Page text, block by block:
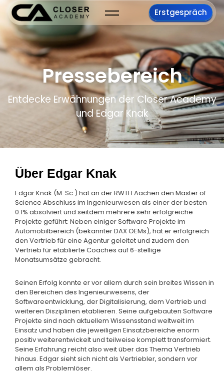
Erstgespräch
Pressebereich
Entdecke Erwähnungen der Closer Academy
und Edgar Knak
Über Edgar Knak
Edgar Knak (M. Sc.) hat an der RWTH Aachen den Master of
Science Abschluss im Ingenieurwesen als einer der besten
0.1% absolviert und seitdem mehrere sehr erfolgreiche
Projekte geführt: Neben einiger Software Projekte im
Automobilbereich (bekannter DAX OEMs), hat er erfolgreich
den Vertrieb für eine Agentur geleitet und zudem den
Vertrieb für etablierte Coaches auf 6-stellige
Monatsumsätze gebracht.
Seinen Erfolg konnte er vor allem durch sein breites Wissen in
den Bereichen des Ingenieurwesens, der
Softwareentwicklung, der Digitalisierung, dem Vertrieb und
weiteren Disziplinen etablieren. Seine aufgebauten Software
Projekte sind nach aktuellem Wissensstand weltweit im
Einsatz und haben die jeweiligen Einsatzbereiche enorm
positiv weiterentwickelt und teilweise komplett transformiert.
Seine Erfahrung reicht also weit über das Thema Vertrieb
hinaus. Edgar sieht sich nicht als Vertriebler, sondern vor
allem als Problemlöser.